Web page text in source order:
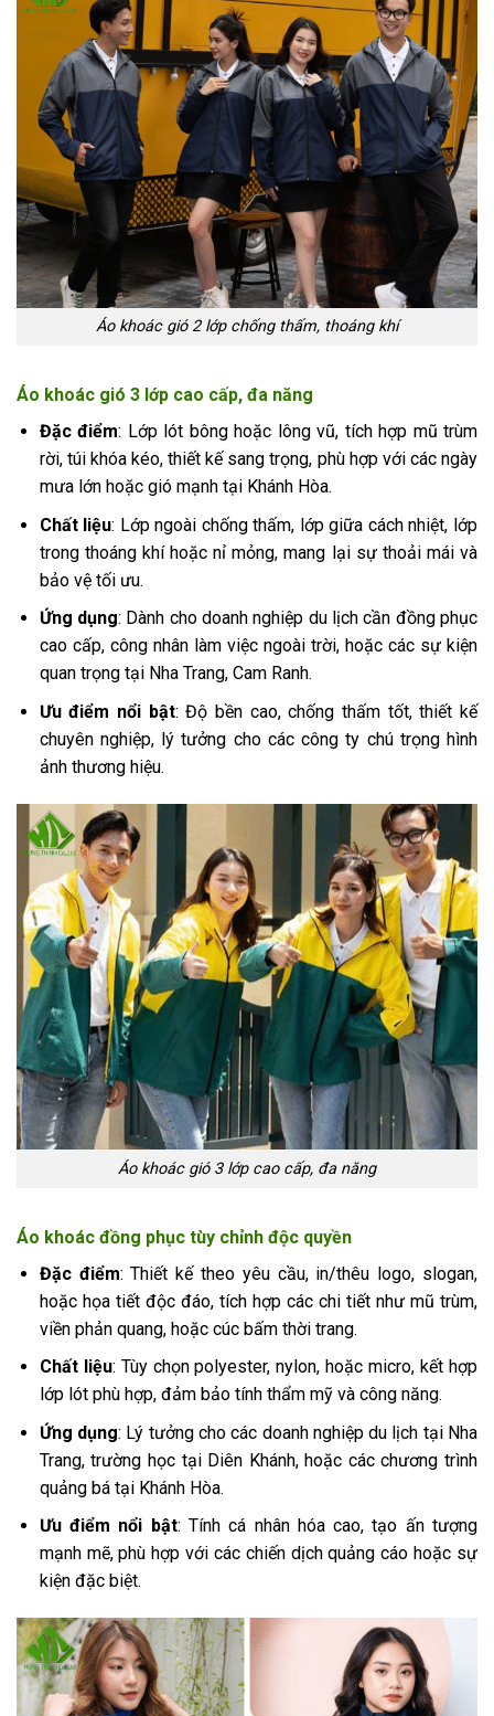
Áo khoác gió 2 lớp chống thấm, thoáng khí
Áo khoác gió 3 lớp cao cấp, đa năng
Đặc điểm: Lớp lót bông hoặc lông vũ, tích hợp mũ trùm
rời, túi khóa kéo, thiết kế sang trọng, phù hợp với các ngày
mưa lớn hoặc gió mạnh tại Khánh Hòa.
Chất liệu: Lớp ngoài chống thấm, lớp giữa cách nhiệt, lớp
trong thoáng khí hoặc nỉ mỏng, mang lại sự thoải mái và
bảo vệ tối ưu.
Ứng dụng: Dành cho doanh nghiệp du lịch cần đồng phục
cao cấp, công nhân làm việc ngoài trời, hoặc các sự kiện
quan trọng tại Nha Trang, Cam Ranh.
Ưu điểm nổi bật: Độ bền cao, chống thấm tốt, thiết kế
chuyên nghiệp, lý tưởng cho các công ty chú trọng hình
ảnh thương hiệu.
Áo khoác gió 3 lớp cao cấp, đa năng
Áo khoác đồng phục tùy chỉnh độc quyền
Đặc điểm: Thiết kế theo yêu cầu, in/thêu logo, slogan,
hoặc họa tiết độc đáo, tích hợp các chi tiết như mũ trùm,
viền phản quang, hoặc cúc bấm thời trang.
Chất liệu: Tùy chọn polyester, nylon, hoặc micro, kết hợp
lớp lót phù hợp, đảm bảo tính thẩm mỹ và công năng.
Ứng dụng: Lý tưởng cho các doanh nghiệp du lịch tại Nha
Trang, trường học tại Diên Khánh, hoặc các chương trình
quảng bá tại Khánh Hòa.
Ưu điểm nổi bật: Tính cá nhân hóa cao, tạo ấn tượng
mạnh mẽ, phù hợp với các chiến dịch quảng cáo hoặc sự
kiện đặc biệt.